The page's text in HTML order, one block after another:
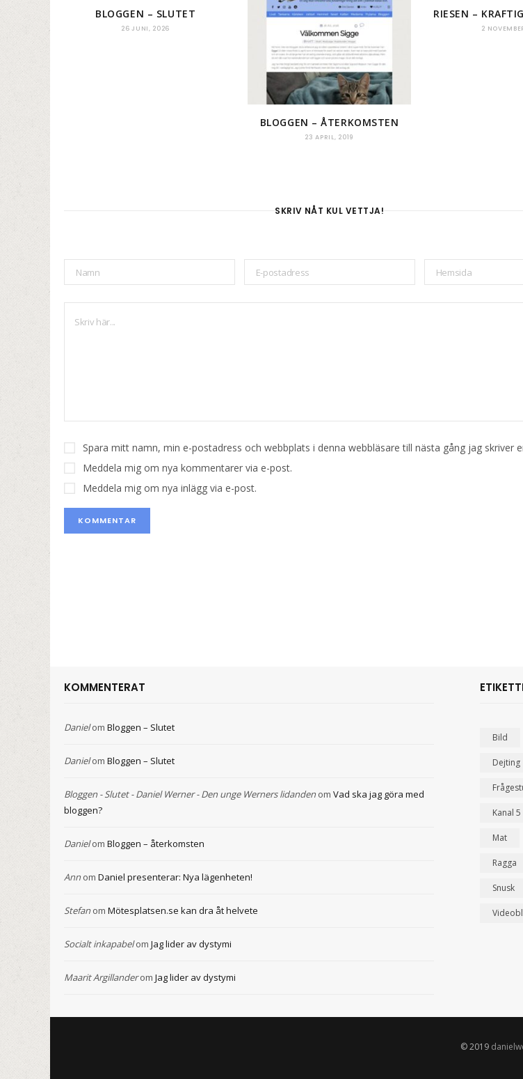
BLOGGEN – SLUTET
26 JUNI, 2026
BLOGGEN – ÅTERKOMSTEN
23 APRIL, 2019
RIESEN –
2
SKRIV NÅT KUL VETTJA!
Spara mitt namn, min e-postadress och webbplats i denna webbläsare till nästa gång jag skriver
Meddela mig om nya kommentarer via e-post.
Meddela mig om nya inlägg via e-post.
KOMMENTERAT
Danielom Bloggen – Slutet
Danielom Bloggen – Slutet
Bloggen - Slutet - Daniel Werner - Den unge Werners lidanden om Vad ska jag göra med
bloggen?
Danielom Bloggen – återkomsten
Ann om Daniel presenterar: Nya lägenheten!
Stefan om Mötesplatsen.se kan dra åt helvete
Socialt inkapabelom Jag lider av dystymi
Maarit Argillanderom Jag lider av dystymi
Bild
Dejting
Kanal 5
Mat
Ragga
Snusk
© 2019